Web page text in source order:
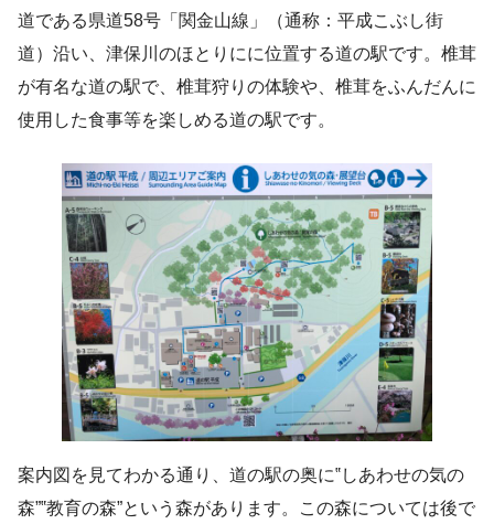
道である県道58号「関金山線」（通称：平成こぶし街
道）沿い、津保川のほとりにに位置する道の駅です。椎茸
が有名な道の駅で、椎茸狩りの体験や、椎茸をふんだんに
使用した食事等を楽しめる道の駅です。
案内図を見てわかる通り、道の駅の奥に‟しあわせの気の
森”‟教育の森”という森があります。この森については後で